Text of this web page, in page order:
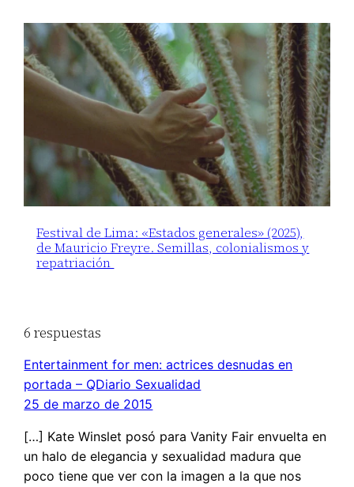
Festival de Lima: «Estados generales» (2025),
de Mauricio Freyre. Semillas, colonialismos y
repatriación
6 respuestas
Entertainment for men: actrices desnudas en
portada – QDiario Sexualidad
25 de marzo de 2015
[…] Kate Winslet posó para Vanity Fair envuelta en
un halo de elegancia y sexualidad madura que
poco tiene que ver con la imagen a la que nos